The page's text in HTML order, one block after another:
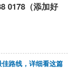
0178（添加好
路线，详细看这篇